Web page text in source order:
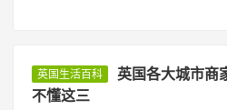
英国生活百科
英国各大城市商
不懂这三